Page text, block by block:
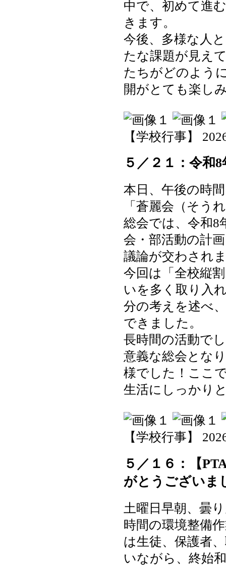
中で、初めて進
きます。
今後、多様な人
たな課題が見え
たちがどのよう
開がとても楽し
【学校行事】
５／２１：令和
本日、午後の時
「蒼麗会（そう
総会では、令和8
会・部活動の計
議論が交わされ
今回は「全校縦
いを多く取り入
分の考えを述べ
できました。
長時間の活動で
意義な総会とな
様でした！ここ
生活にしっかり
【学校行事】
５／１６：【
がとうございま
土曜日早朝、曇
時間の環境整備
は生徒、保護者
いながら、終始